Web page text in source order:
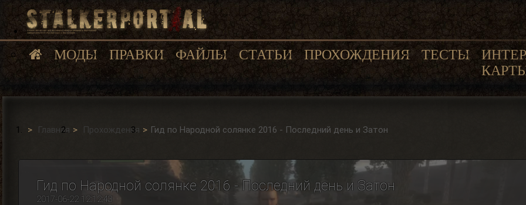
МОДЫ ПРАВКИ ФАЙЛЫ СТАТЬИ ПРОХОЖДЕНИЯ ТЕСТЫ
Главная Прохождения Гид по Народной солянке 2016 - Последний день и Затон
Гид по Народной солянке 2016 - Последний день и Затон
2017-06-22 12:12:43